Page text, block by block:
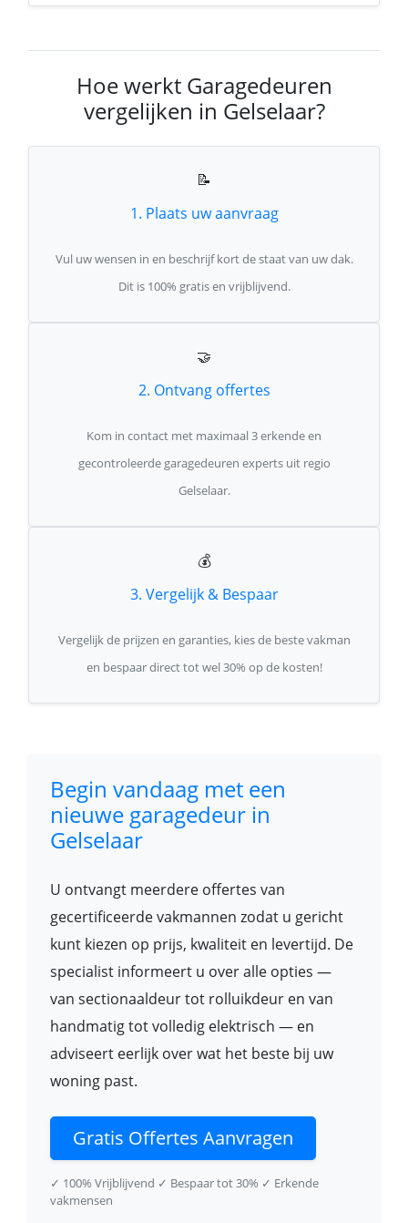
Hoe werkt Garagedeuren
vergelijken in Gelselaar?
📝
1. Plaats uw aanvraag
Vul uw wensen in en beschrijf kort de staat van uw dak.
Dit is 100% gratis en vrijblijvend.
🤝
2. Ontvang offertes
Kom in contact met maximaal 3 erkende en
gecontroleerde garagedeuren experts uit regio
Gelselaar.
💰
3. Vergelijk & Bespaar
Vergelijk de prijzen en garanties, kies de beste vakman
en bespaar direct tot wel 30% op de kosten!
Begin vandaag met een
nieuwe garagedeur in
Gelselaar
U ontvangt meerdere offertes van
gecertificeerde vakmannen zodat u gericht
kunt kiezen op prijs, kwaliteit en levertijd. De
specialist informeert u over alle opties —
van sectionaaldeur tot rolluikdeur en van
handmatig tot volledig elektrisch — en
adviseert eerlijk over wat het beste bij uw
woning past.
Gratis Offertes Aanvragen
✓ 100% Vrijblijvend ✓ Bespaar tot 30% ✓ Erkende
vakmensen